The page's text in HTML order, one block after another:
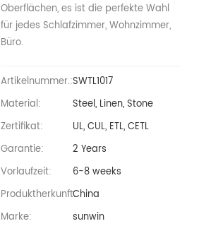
Oberflächen, es ist die perfekte Wahl
für jedes Schlafzimmer, Wohnzimmer,
Büro.
Artikelnummer.:SWTL1017
Material:
Steel, Linen, Stone
Zertifikat:
UL, CUL, ETL, CETL
Garantie:
2 Years
Vorlaufzeit:
6-8 weeks
Produktherkunft:China
Marke:
sunwin